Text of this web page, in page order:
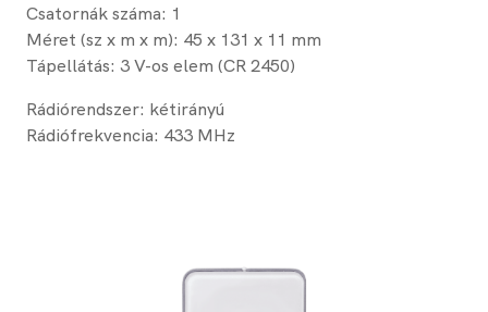
Csatornák száma: 1
Méret (sz x m x m): 45 x 131 x 11 mm
Tápellátás: 3 V-os elem (CR 2450)
Rádiórendszer: kétirányú
Rádiófrekvencia: 433 MHz